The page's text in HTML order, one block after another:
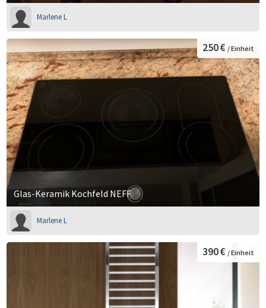
Marlene L
Glas-Keramik Kochfeld NEFF
250 € / Einheit
Marlene L
390 € / Einheit